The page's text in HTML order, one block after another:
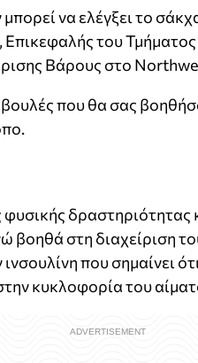
να ελέγξει το
του Τμήματος
Βάρους στο
που θα σας
δραστηριότητας
στη διαχείριση
που σημαίνει
κυκλοφορία του